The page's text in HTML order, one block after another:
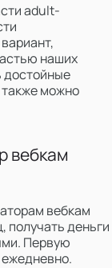
adult-
наших
достойные
также можно
вебкам
вебкам
получать деньги
Первую